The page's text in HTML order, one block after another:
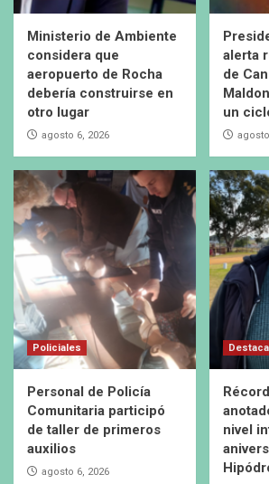
Ministerio de Ambiente
considera que
aeropuerto de Rocha
debería construirse en
otro lugar
agosto 6, 2026
alerta
de
un
Policiales
Personal de Policía
Comunitaria participó
de taller de primeros
auxilios
agosto 6, 2026
nivel